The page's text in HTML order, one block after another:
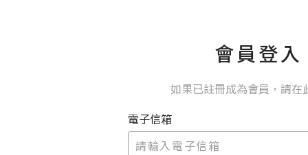
會員登入
如果已註冊成為會員，請在
電子信箱